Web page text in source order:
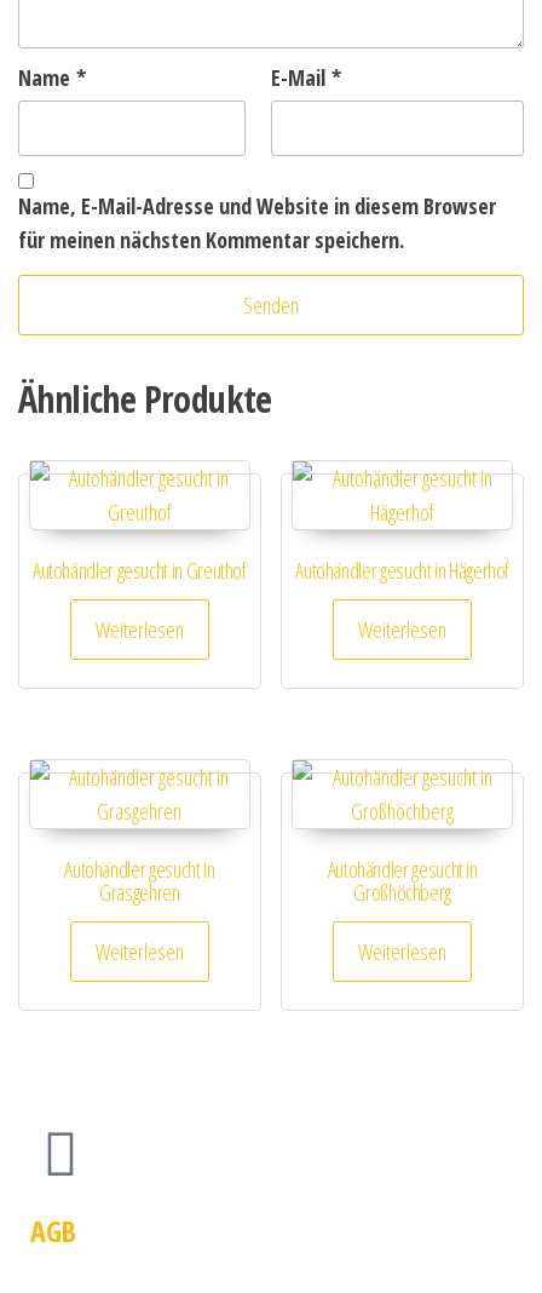
Name * E-Mail *
Name, E-Mail-Adresse und Website in diesem Browser
für meinen nächsten Kommentar speichern.
Ähnliche Produkte
Autohändler gesucht in Greuthof
Weiterlesen
Autohändler gesucht in Hägerhof
Weiterlesen
Autohändler gesucht in
Grasgehren
Weiterlesen
Autohändler gesucht in
Großhöchberg
Weiterlesen
AGB